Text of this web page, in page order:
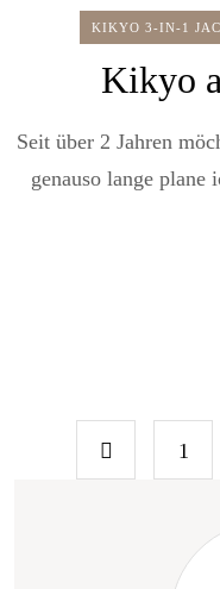
KIKYO 3-IN-1
Kikyo
Seit über 2 Jahren
genauso lange plane
1